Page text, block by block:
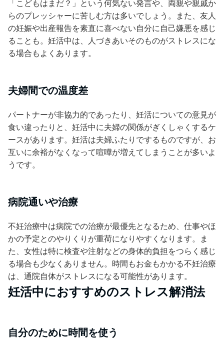
「こどもはまだ？」という何気ない発言や、両親や親戚か
らのプレッシャーに苦しむ方は多いでしょう。また、友人
の妊娠や出産報告を素直に喜べない自分に自己嫌悪を感じ
ることも。妊活中は、人づきあいそのものがストレスにな
る場合もよくあります。
夫婦間での温度差
パートナーが非協力的であったり、妊活についての意見が
食い違ったりと、妊活中に夫婦の関係がぎくしゃくするケ
ースがあります。妊活は夫婦ふたりでするものですが、お
互いに余裕がなくなって喧嘩が増えてしまうことが多いよ
うです。
病院通いや治療
不妊治療中は病院での治療が最優先となるため、仕事やほ
かの予定とのやりくりが重荷になりやすくなります。ま
た、女性は特に検査や注射などの身体的負担をつらく感じ
る場合も少なくありません。時間もお金もかかる不妊治療
は、通院自体がストレスになる可能性があります。
妊活中におすすめのストレス解消法
自分のために時間を使う